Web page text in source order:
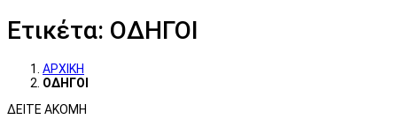
Ετικέτα: ΟΔΗΓΟΙ
ΑΡΧΙΚΗ
ΟΔΗΓΟΙ
ΔΕΙΤΕ ΑΚΟΜΗ